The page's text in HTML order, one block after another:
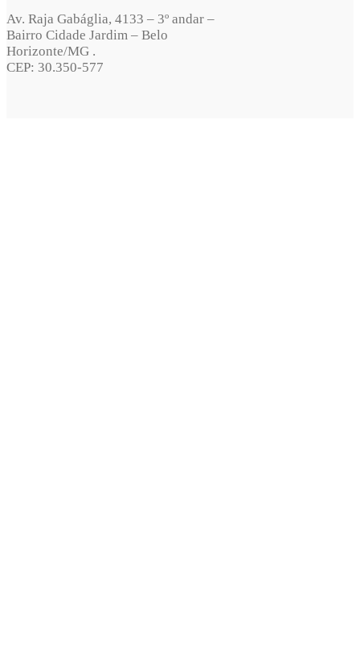
Av. Raja Gabáglia, 4133 – 3º andar –
Bairro Cidade Jardim – Belo
Horizonte/MG .
CEP: 30.350-577